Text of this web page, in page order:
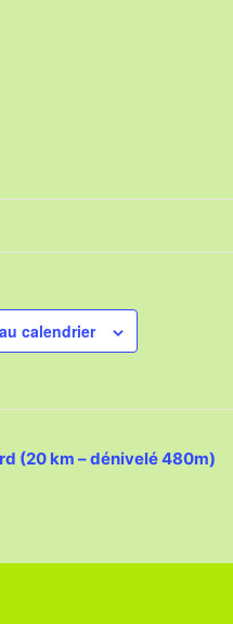
calendrier
(20 km – dénivelé 480m)